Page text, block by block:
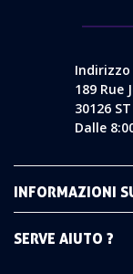
Indirizzo
189 Rue
30126 ST
Dalle
INFORMAZIONI
SERVE AIUTO ?